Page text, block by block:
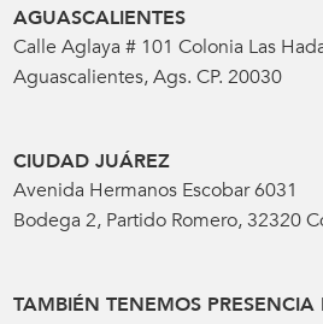
AGUASCALIENTES
Calle Aglaya # 101 Colonia Las
Aguascalientes, Ags. CP. 20030
CIUDAD JUÁREZ
Avenida Hermanos Escobar 6031
Bodega 2, Partido Romero, 32320
TAMBIÉN TENEMOS PRESENCIA